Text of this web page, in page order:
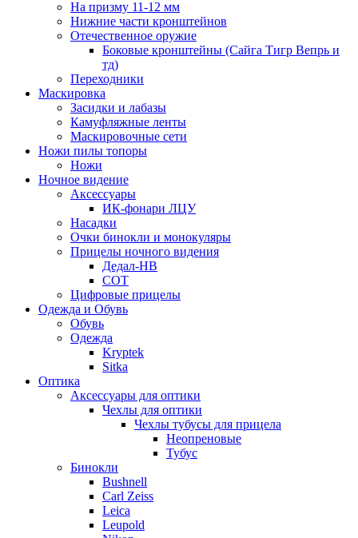
На призму 11-12 мм
Нижние части кронштейнов
Отечественное оружие
Боковые кронштейны (Сайга Тигр Вепрь и
тд)
Переходники
Маскировка
Засидки и лабазы
Камуфляжные ленты
Маскировочные сети
Ножи пилы топоры
Ножи
Ночное видение
Аксессуары
ИК-фонари ЛЦУ
Насадки
Очки бинокли и монокуляры
Прицелы ночного видения
Дедал-НВ
СОТ
Цифровые прицелы
Одежда и Обувь
Обувь
Одежда
Kryptek
Sitka
Оптика
Аксессуары для оптики
Чехлы для оптики
Чехлы тубусы для прицела
Неопреновые
Тубус
Бинокли
Bushnell
Carl Zeiss
Leica
Leupold